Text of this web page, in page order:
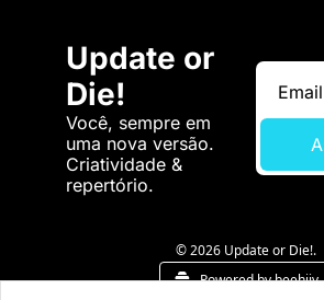
Update or
Die!
Você, sempre em
uma nova versão.
Criatividade &
repertório.
© 2026 Update or Die!.
Powered by beehiiv